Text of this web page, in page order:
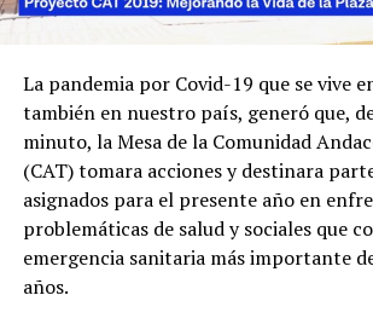
La pandemia por Covid-19 que se vive
también en nuestro país, generó que,
minuto, la Mesa de la Comunidad
(CAT) tomara acciones y destinara
asignados para el presente año en
problemáticas de salud y sociales que
emergencia sanitaria más importante
años.